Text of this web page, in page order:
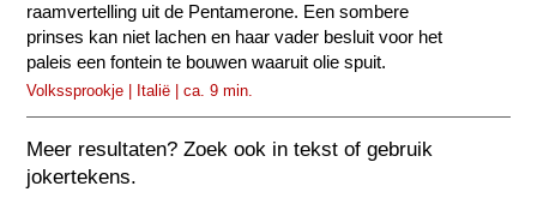
raamvertelling uit de Pentamerone. Een sombere
prinses kan niet lachen en haar vader besluit voor het
paleis een fontein te bouwen waaruit olie spuit.
Volkssprookje | Italië | ca. 9 min.
Meer resultaten? Zoek ook in tekst of gebruik
jokertekens.